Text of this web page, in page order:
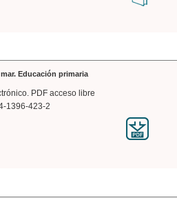
Educación primaria
PDF acceso libre
1396-423-2